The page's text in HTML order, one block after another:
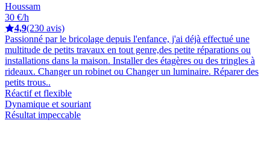
Houssam
30 €/h
4,9(230 avis)
Passionné par le bricolage depuis l'enfance, j'ai déjà effectué une
multitude de petits travaux en tout genre,des petite réparations ou
installations dans la maison. Installer des étagères ou des tringles à
rideaux. Changer un robinet ou Changer un luminaire. Réparer des
petits trous..
Réactif et flexible
Dynamique et souriant
Résultat impeccable